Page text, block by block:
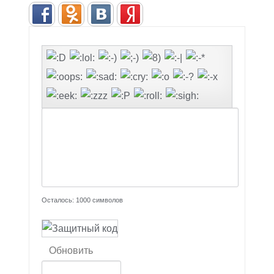
Осталось: 1000символов
Обновить